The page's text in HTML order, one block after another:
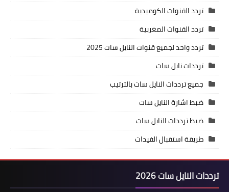
تردد القنوات الكوميدية
تردد القنوات المغربية
تردد واحد لجميع قنوات النايل سات 2025
ترددات نايل سات
جميع ترددات النايل سات بالترتيب
ضبط اشارة النايل سات
ضبط ترددات النايل سات
طريقة استقبال الفيدات
ترددات النايل سات 2026